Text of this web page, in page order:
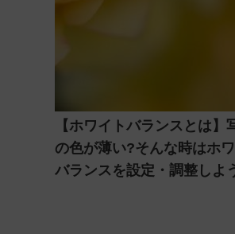
【ホワイトバランスとは】
の色が薄い?そんな時はホ
バランスを設定・調整しよ